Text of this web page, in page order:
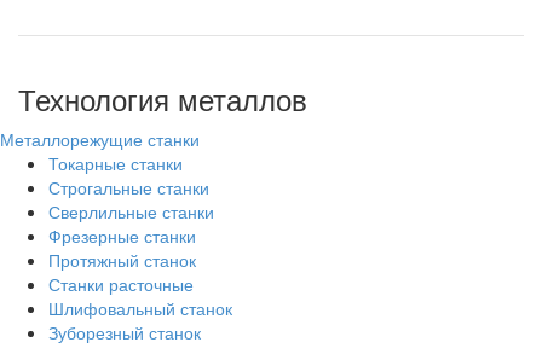
Технология металлов
Металлорежущие станки
Токарные станки
Строгальные станки
Сверлильные станки
Фрезерные станки
Протяжный станок
Станки расточные
Шлифовальный станок
Зуборезный станок